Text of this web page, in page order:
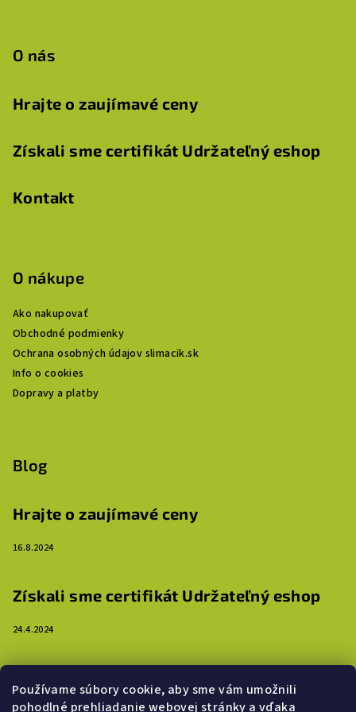
Používame súbory cookie, aby sme vám umožnili
pohodlné prehliadanie webovej stránky a vďaka
O nás
Hrajte o zaujímavé ceny
Získali sme certifikát Udržateľný eshop
Kontakt
O nákupe
Ako nakupovať
Obchodné podmienky
Ochrana osobných údajov slimacik.sk
Info o cookies
Dopravy a platby
Blog
Hrajte o zaujímavé ceny
16.8.2024
Získali sme certifikát Udržateľný eshop
24.4.2024
samolepkami